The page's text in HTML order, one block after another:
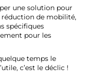
une solution pour
réduction de mobilité,
spécifiques
pour les
temps le
c’est le déclic !